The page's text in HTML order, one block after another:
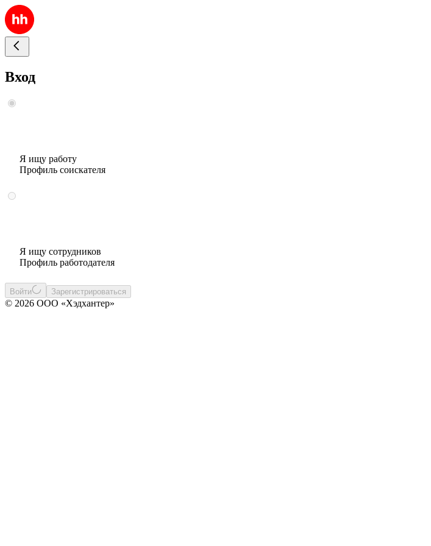
Вход
Я ищу работу
Профиль соискателя
Я ищу сотрудников
Профиль работодателя
Войти Зарегистрироваться
© 2026 ООО «Хэдхантер»